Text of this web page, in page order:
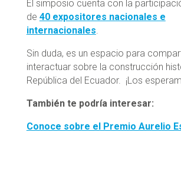
El simposio cuenta con la
de 40 expositores nacionales e
internacionales.
Sin duda, es un espacio para
interactuar sobre la construcción
República del Ecuador. ¡Los
También te podría interesar:
Conoce sobre el Premio Aurelio